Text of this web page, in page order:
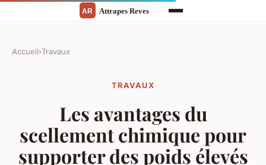
Accueil›Travaux
TRAVAUX
Les avantages du
scellement chimique pour
supporter des poids élevés